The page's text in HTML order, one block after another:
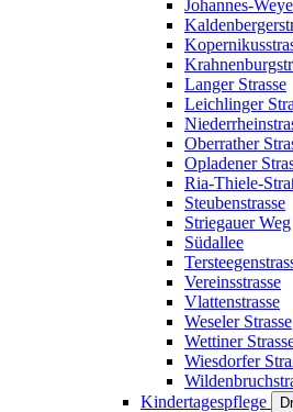
Johannes-
Langer Strasse
Leichlinger
Oberrather
Opladener
Ria-Thiele-
Steubenstrasse
Striegauer Weg
Südallee
Vereinsstrasse
Vlattenstrasse
Weseler Strasse
Wettiner
Wiesdorfer
Kindertagespflege